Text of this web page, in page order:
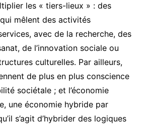
les « tiers-lieux » : des
mêlent des activités
avec de la recherche, des
de l’innovation sociale ou
culturelles. Par ailleurs,
de plus en plus conscience
sociétale ; et l’économie
une économie hybride par
s’agit d’hybrider des logiques